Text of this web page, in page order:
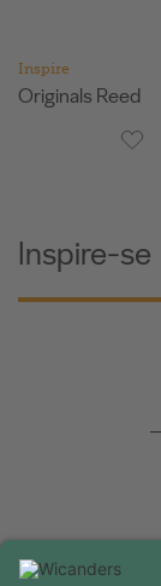
Inspire
Originals Reed
Inspire-se